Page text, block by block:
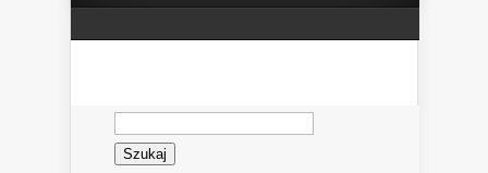
Szukaj: